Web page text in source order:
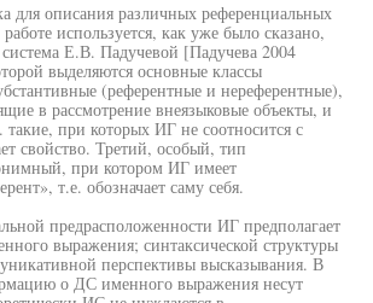
для описания различных референциальных
используется, как уже было сказано,
Е.В. Падучевой [Падучева 2004
выделяются основные классы
(референтные и нереферентные),
в рассмотрение внеязыковые объекты, и
такие, при которых ИГ не соотносится с
свойство. Третий, особый, тип
при котором ИГ имеет
т.е. обозначает саму себя.
предрасположенности ИГ предполагает
выражения; синтаксической структуры
перспективы высказывания. В
о ДС именного выражения несут